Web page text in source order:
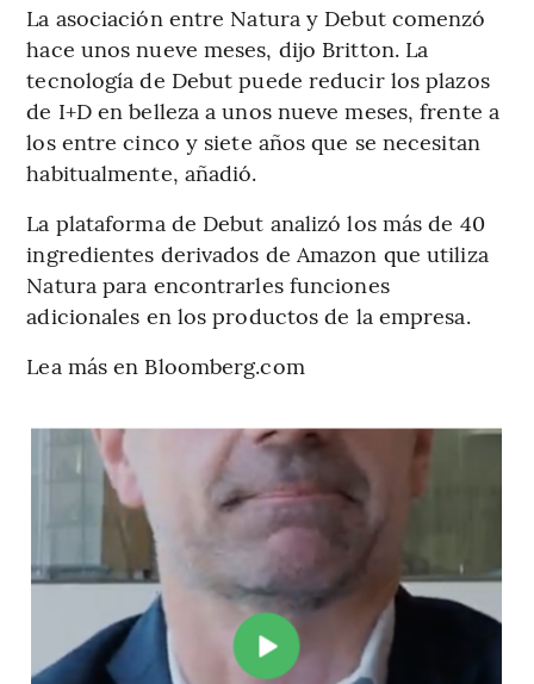
La asociación entre Natura y Debut comenzó
hace unos nueve meses, dijo Britton. La
tecnología de Debut puede reducir los plazos
de I+D en belleza a unos nueve meses, frente a
los entre cinco y siete años que se necesitan
habitualmente, añadió.
La plataforma de Debut analizó los más de 40
ingredientes derivados de Amazon que utiliza
Natura para encontrarles funciones
adicionales en los productos de la empresa.
Lea más en Bloomberg.com